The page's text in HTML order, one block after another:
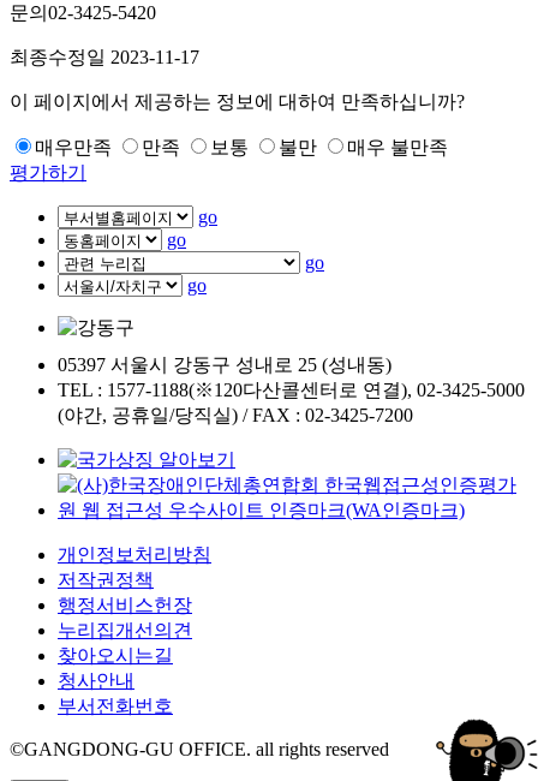
문의 02-3425-5420
최종수정일 2023-11-17
이 페이지에서 제공하는 정보에 대하여 만족하십니까?
매우만족 만족 보통 불만
매우 불만족
평가하기
go
go
go
go
05397 서울시 강동구 성내로 25 (성내동)
TEL : 1577-1188(※120다산콜센터로 연결), 02-3425-5000
(야간, 공휴일/당직실) / FAX : 02-3425-7200
개인정보처리방침
저작권정책
행정서비스헌장
누리집개선의견
찾아오시는길
청사안내
부서전화번호
©GANGDONG-GU OFFICE. all rights reserved